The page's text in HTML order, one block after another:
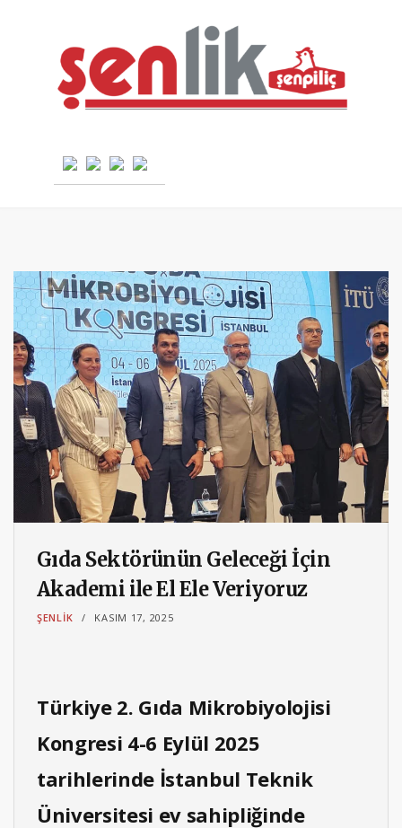
Gıda Sektörünün Geleceği İçin
Akademi ile El Ele Veriyoruz
ŞENLIK KASIM 17, 2025
Türkiye 2. Gıda Mikrobiyolojisi
Kongresi 4-6 Eylül 2025
tarihlerinde İstanbul Teknik
Üniversitesi ev sahipliğinde